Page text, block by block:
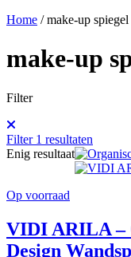
Home /make-up
make-up
Filter
Filter 1 resultaten
Enig resultaat
Op voorraad
VIDI ARILA –
Design